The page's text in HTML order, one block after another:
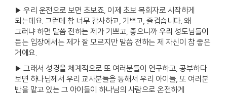
▶ 우리 운전으로 보면 초보죠, 이제 초보 목회자로 시작하게
되는데요. 그런데 참 너무 감사하고, 기쁘고, 즐겁습니다. 왜
그러냐 하면 말씀 전하는 제가 기쁘고, 좋으니까 우리 성도님들이
듣는 입장에서는 제가 잘 모르지만 말씀 전하는 제 자신이 참 좋은
거에요.
▶ 그래서 성경을 체계적으로 또 여러분들이 연구하고, 공부하다
보면 하나님께서 우리 교사분들을 통해서 우리 아이들, 또 여러분
반을 맡고 있는 그 아이들이 하나님의 사람으로 온전하게